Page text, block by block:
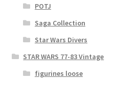
POTJ
Saga Collection
Star Wars Divers
STAR WARS 77-83 Vintage
figurines loose